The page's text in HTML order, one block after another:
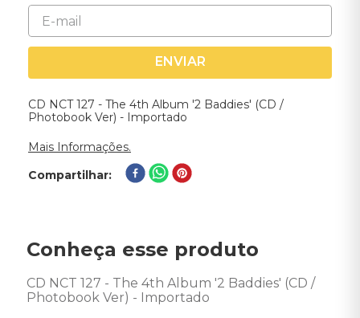
ENVIAR
CD NCT 127 - The 4th Album '2 Baddies' (CD /
Photobook Ver) - Importado
Mais Informações.
Compartilhar
Conheça esse produto
CD NCT 127 - The 4th Album '2 Baddies' (CD /
Photobook Ver) - Importado